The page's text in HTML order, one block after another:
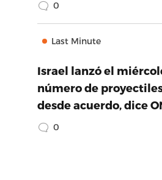
0
Last Minute
Israel lanzó el
número de
desde acuerdo, dice
0